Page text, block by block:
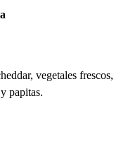
vegetales frescos,
papitas.